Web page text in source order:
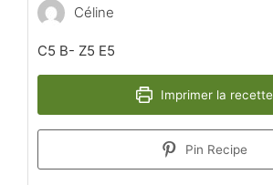
Céline
C5 B- Z5 E5
Imprimer la recette
Pin Recipe